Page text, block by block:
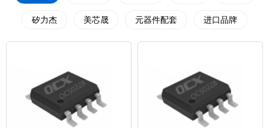
矽力杰 美芯晟 元器件配套 进口品牌